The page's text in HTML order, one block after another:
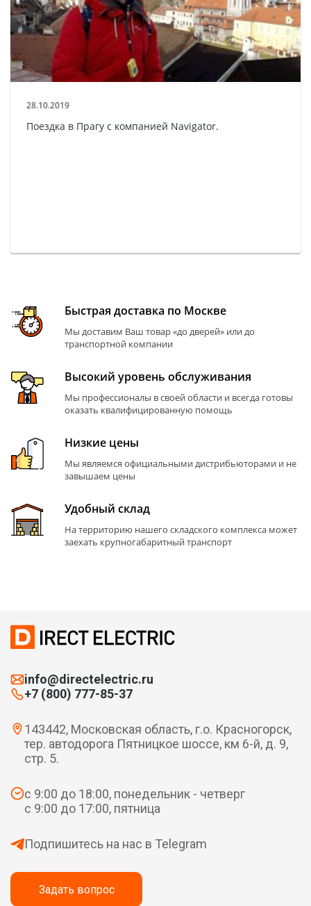
28.10.2019
Поездка в Прагу с компанией Navigator.
Быстрая доставка по Москве
Мы доставим Ваш товар «до дверей» или до
транспортной компании
Высокий уровень обслуживания
Мы профессионалы в своей области и всегда готовы
оказать квалифицированную помощь
Низкие цены
Мы являемся официальными дистрибьюторами и не
завышаем цены
Удобный склад
На территорию нашего складского комплекса может
заехать крупногабаритный транспорт
info@directelectric.ru
+7 (800) 777-85-37
143442, Московская область, г.о. Красногорск,
тер. автодорога Пятницкое шоссе, км 6-й, д. 9,
стр. 5.
с 9:00 до 18:00, понедельник - четверг
с 9:00 до 17:00, пятница
Подпишитесь на нас в Telegram
Задать вопрос